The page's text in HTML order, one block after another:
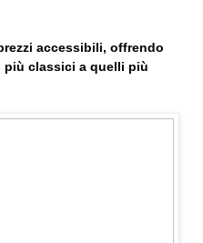
accessibili, offrendo
più classici a quelli più